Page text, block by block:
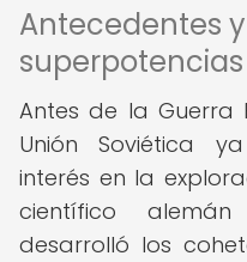
Antecedentes
superpotencias
Antes de la Guerra
Unión Soviética
interés en la
científico
desarrolló los